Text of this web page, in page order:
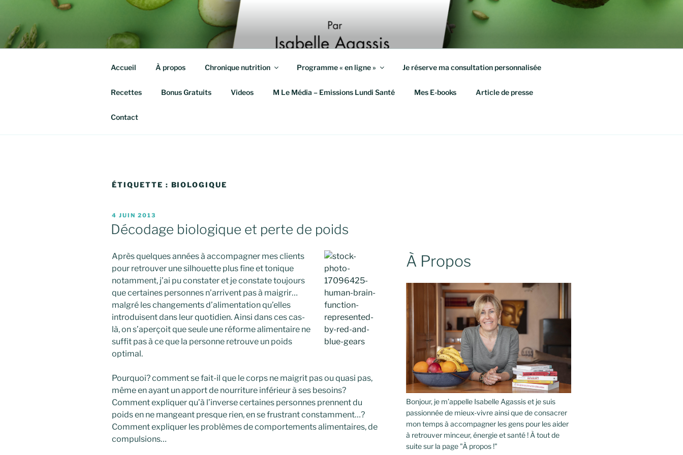
contenu
principal
QUITTE TES KILOS
Isabelle agassis – Nutrithérapeute et Coach en Mieux-Être
Accueil À propos Chronique nutrition Programme « en ligne » Je réserve ma consultation personnalisée
Recettes Bonus Gratuits Videos M Le Média – Emissions Lundi Santé Mes E-books Article de presse
Contact
ÉTIQUETTE : BIOLOGIQUE
PUBLIÉ
LE
4 JUIN 2013
Décodage biologique et perte de poids
Après quelques années à accompagner mes clients
pour retrouver une silhouette plus fine et tonique
notamment, j’ai pu constater et je constate toujours
que certaines personnes n’arrivent pas à maigrir…
malgré les changements d’alimentation qu’elles
introduisent dans leur quotidien. Ainsi dans ces cas-
là, on s’aperçoit que seule une réforme alimentaire ne
suffit pas à ce que la personne retrouve un poids
optimal.
Pourquoi? comment se fait-il que le corps ne maigrit pas ou quasi pas,
même en ayant un apport de nourriture inférieur à ses besoins?
Comment expliquer qu’à l’inverse certaines personnes prennent du
poids en ne mangeant presque rien, en se frustrant constamment…?
Comment expliquer les problèmes de comportements alimentaires, de
compulsions…
À Propos
Bonjour, je m’appelle Isabelle Agassis et je suis
passionnée de mieux-vivre ainsi que de consacrer
mon temps à accompagner les gens pour les aider
à retrouver minceur, énergie et santé ! À tout de
suite sur la page "À propos !"